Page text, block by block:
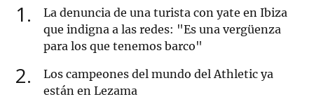
1
La denuncia de una turista con yate en Ibiza
que indigna a las redes: "Es una vergüenza
para los que tenemos barco"
2
Los campeones del mundo del Athletic ya
están en Lezama